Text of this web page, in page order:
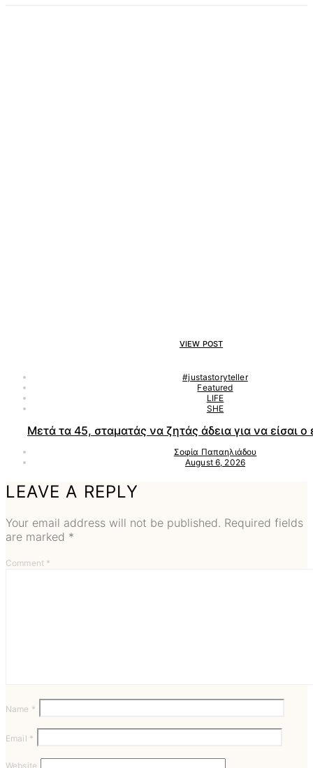
VIEW POST
#justastoryteller
Featured
LIFE
SHE
Μετά τα 45, σταματάς να ζητάς άδεια για να είσαι ο
Σοφία Παπαηλιάδου
August 6, 2026
LEAVE A REPLY
Your email address will not be published. Required fields
are marked *
Comment *
Name *
Email *
Website